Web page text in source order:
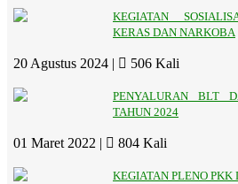
KEGIATAN
KERAS DAN NARKOBA
20 Agustus 2024 | 506 Kali
PENYALURAN BLT
TAHUN 2024
01 Maret 2022 | 804 Kali
KEGIATAN PLENO PKK